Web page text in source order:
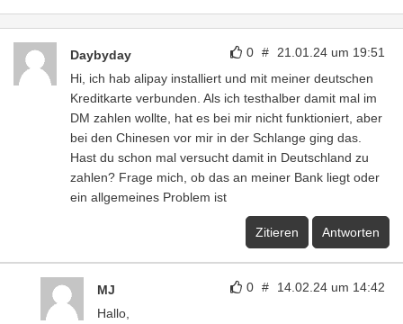
0 # 21.01.24 um 19:51
Daybyday
Hi, ich hab alipay installiert und mit meiner deutschen
Kreditkarte verbunden. Als ich testhalber damit mal im
DM zahlen wollte, hat es bei mir nicht funktioniert, aber
bei den Chinesen vor mir in der Schlange ging das.
Hast du schon mal versucht damit in Deutschland zu
zahlen? Frage mich, ob das an meiner Bank liegt oder
ein allgemeines Problem ist
Zitieren Antworten
0 # 14.02.24 um 14:42
MJ
Hallo,